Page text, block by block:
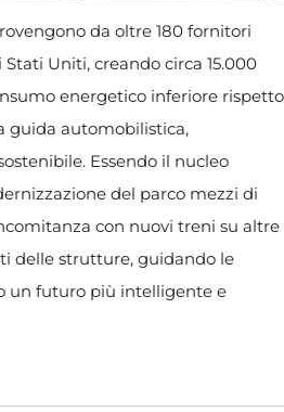
da oltre 180 fornitori
Uniti, creando circa 15.000
energetico inferiore rispetto
guida automobilistica,
Essendo il nucleo
del parco mezzi di
con nuovi treni su altre
delle strutture, guidando le
un futuro più intelligente e